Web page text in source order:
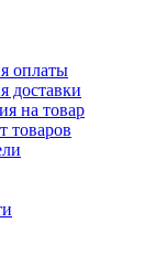
оплаты
доставки
на товар
товаров